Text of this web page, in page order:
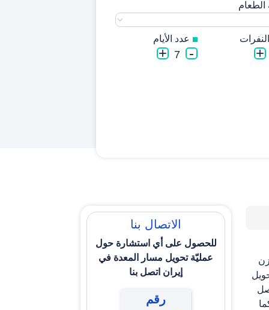
الطعام
+
عدد الأیام
-
7
+
الاتصال بنا
للحصول علی أي استشارة حول
عمليّة تحويل مسار المعدة في
إيران اتصل بنا
رقم